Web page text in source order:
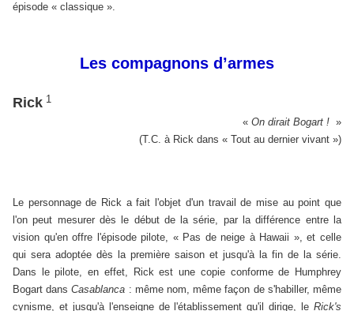
épisode « classique ».
Les compagnons d’armes
Rick 1
« On dirait Bogart ! »
(T.C. à Rick dans « Tout au dernier vivant »)
Le personnage de Rick a fait l'objet d'un travail de mise au point que
l'on peut mesurer dès le début de la série, par la différence entre la
vision qu'en offre l'épisode pilote, « Pas de neige à Hawaii », et celle
qui sera adoptée dès la première saison et jusqu'à la fin de la série.
Dans le pilote, en effet, Rick est une copie conforme de Humphrey
Bogart dansCasablanca : même nom, même façon de s'habiller, même
cynisme, et jusqu'à l'enseigne de l'établissement qu'il dirige, le Rick's